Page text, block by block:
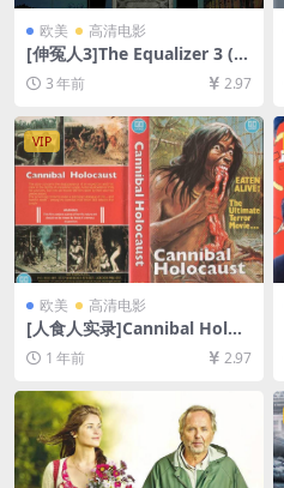
欧美 高清电影
[伸冤人3]The Equalizer 3 (2
023)[百度网盘+夸克网盘1080
P超清未删减资源][网盘在线播
放/下载][MP4/7GB][中英字
幕]
3 年前 2.97
VIP
欧美 高清电影
[人食人实录]Cannibal Holoc
aust (1980)[百度网盘+夸克网
盘1080P超清未删减资源][网
B][中文字幕]
1 年前 2.97